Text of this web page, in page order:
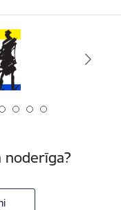
noderīga?